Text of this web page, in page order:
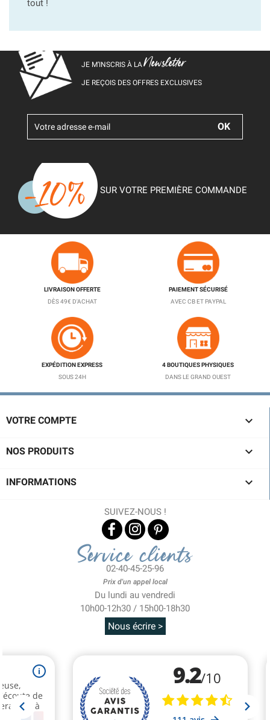
tout !
JE M’INSCRIS À LANewsletter
JE REÇOIS DES OFFRES EXCLUSIVES
SUR VOTRE PREMIÈRE COMMANDE
LIVRAISON OFFERTE
DÈS 49€ D'ACHAT
PAIEMENT SÉCURISÉ
AVEC CB ET PAYPAL
EXPÉDITION EXPRESS
SOUS 24H
4 BOUTIQUES PHYSIQUES
DANS LE GRAND OUEST
VOTRE COMPTE 
NOS PRODUITS 
INFORMATIONS 
SUIVEZ-NOUS !
Service clients
02-40-45-25-96
Prix d'un appel local
Du lundi au vendredi
10h00-12h30 / 15h00-18h30
Nous écrire >